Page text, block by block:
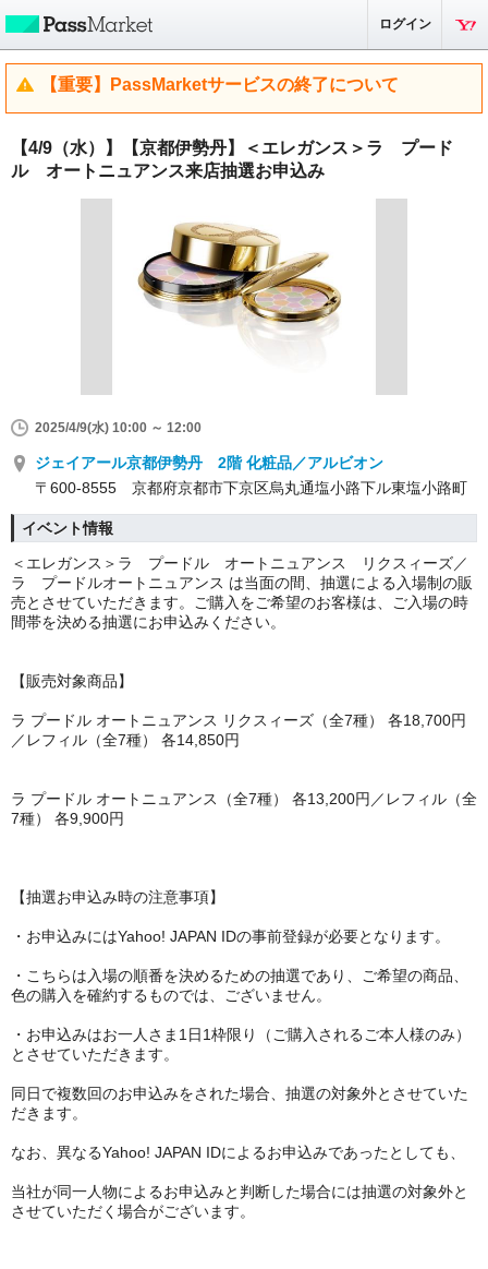
ログイン
【重要】PassMarketサービスの終了について
【4/9（水）】【京都伊勢丹】＜エレガンス＞ラ プード
ル オートニュアンス来店抽選お申込み
2025/4/9(水) 10:00 ～ 12:00
ジェイアール京都伊勢丹 2階 化粧品／アルビオン
〒600-8555 京都府京都市下京区烏丸通塩小路下ル東塩小路町
イベント情報
＜エレガンス＞ラ プードル オートニュアンス リクスィーズ／
ラ プードルオートニュアンス は当面の間、抽選による入場制の販
売とさせていただきます。ご購入をご希望のお客様は、ご入場の時
間帯を決める抽選にお申込みください。
【販売対象商品】
ラ プードル オートニュアンス リクスィーズ（全7種） 各18,700円
／レフィル（全7種） 各14,850円
ラ プードル オートニュアンス（全7種） 各13,200円／レフィル（全
7種） 各9,900円
【抽選お申込み時の注意事項】
・お申込みにはYahoo! JAPAN IDの事前登録が必要となります。
・こちらは入場の順番を決めるための抽選であり、ご希望の商品、
色の購入を確約するものでは、ございません。
・お申込みはお一人さま1日1枠限り（ご購入されるご本人様のみ）
とさせていただきます。
同日で複数回のお申込みをされた場合、抽選の対象外とさせていた
だきます。
なお、異なるYahoo! JAPAN IDによるお申込みであったとしても、
当社が同一人物によるお申込みと判断した場合には抽選の対象外と
させていただく場合がございます。